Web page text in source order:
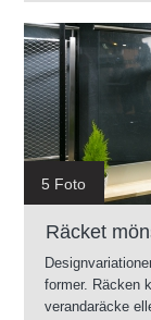
5 Foto
Räcket
former. Räcken
verandaräcke